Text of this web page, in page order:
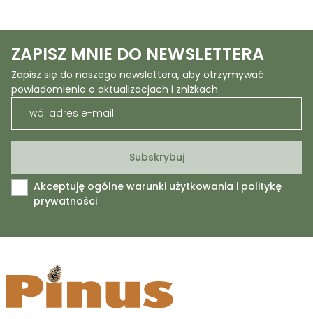
ZAPISZ MNIE DO NEWSLETTERA
Zapisz się do naszego newslettera, aby otrzymywać
powiadomienia o aktualizacjach i zniżkach.
Akceptuję ogólne warunki użytkowania i politykę
prywatności